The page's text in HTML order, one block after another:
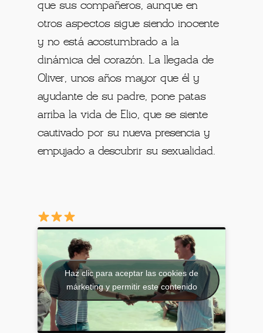
que sus compañeros, aunque en
otros aspectos sigue siendo inocente
y no está acostumbrado a la
dinámica del corazón. La llegada de
Oliver, unos años mayor que él y
ayudante de su padre, pone patas
arriba la vida de Elio, que se siente
cautivado por su nueva presencia y
empujado a descubrir su sexualidad.
Haz clic para aceptar las cookies de
márketing y permitir este contenido